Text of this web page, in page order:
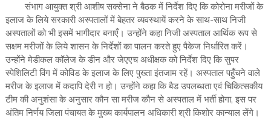
संभाग आयुक्त श्री आशीष सक्सेना ने बैठक में निर्देश दिए कि कोरोना मरीजों के
इलाज के लिये सरकारी अस्पतालों में बेहतर व्यवस्थायें करने के साथ-साथ निजी
अस्पतालों को भी इसमें भागीदार बनाएँ। उन्होंने कहा निजी अस्पताल आर्थिक रूप से
सक्षम मरीजों के लिये शासन के निर्देशों का पालन करते हुए पैकेज निर्धारित करें।
उन्होंने मेडीकल कॉलेज के डीन और जेएएच अधीक्षक को निर्देश दिए कि सुपर
स्पेशिलिटी विंग में कोविड के इलाज के लिए पुख्ता इंतजाम रहें। अस्पताल पहुँचने वाले
मरीज के इलाज में कदापि देरी न हो। उन्होंने कहा कि बैड उपलब्धता एवं चिकित्सकीय
टीम की अनुशंसा के अनुसार कौन सा मरीज कौन से अस्पताल में भर्ती होगा, इस पर
अंतिम निर्णय जिला पंचायत के मुख्य कार्यपालन अधिकारी श्री किशोर कान्याल लेंगे।